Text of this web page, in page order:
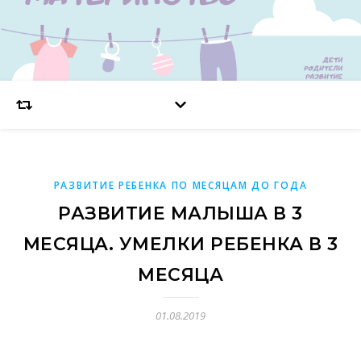
РАЗВИТИЕ РЕБЕНКА ПО МЕСЯЦАМ ДО ГОДА
РАЗВИТИЕ МАЛЫША В 3
МЕСЯЦА. УМЕЛКИ РЕБЕНКА В 3
МЕСЯЦА
01.08.2019